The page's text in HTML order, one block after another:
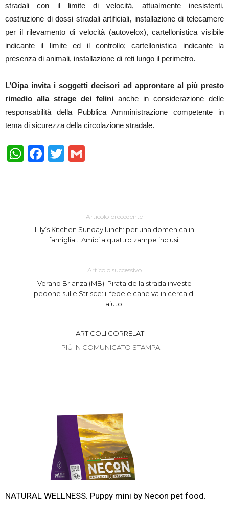
stradali con il limite di velocità, attualmente inesistenti,
costruzione di dossi stradali artificiali, installazione di telecamere
per il rilevamento di velocità (autovelox), cartellonistica visibile
indicante il limite ed il controllo; cartellonistica indicante la
presenza di animali, installazione di reti lungo il perimetro.
L’Oipa invita i soggetti decisori ad approntare al più presto
rimedio alla strage dei felini anche in considerazione delle
responsabilità della Pubblica Amministrazione competente in
tema di sicurezza della circolazione stradale.
WhatsApp
Facebook
Twitter
Articolo precedente
Lily’s Kitchen Sunday lunch: per una domenica in
famiglia… Amici a quattro zampe inclusi.
Articolo successivo
Verano Brianza (MB). Pirata della strada investe
pedone sulle Strisce: il fedele cane va in cerca di
aiuto.
ARTICOLI CORRELATI
PIÙ IN COMUNICATO STAMPA
NATURAL WELLNESS. Puppy mini by Necon pet food.